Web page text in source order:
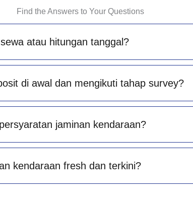
Find the Answers to Your Questions
atau hitungan tanggal?
di awal dan mengikuti tahap survey?
jaminan kendaraan?
kendaraan fresh dan terkini?